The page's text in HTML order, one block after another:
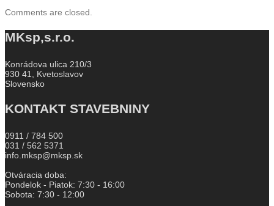
Comments are closed.
MKsp,s.r.o.
Konrádova ulica 210/3
930 41, Kvetoslavov
Slovensko
KONTAKT STAVEBNINY
0911 / 784 500
031 / 562 5371
info.mksp@mksp.sk
Otváracia doba:
Pondelok - Piatok: 7:30 - 16:00
Sobota: 7:30 - 12:00